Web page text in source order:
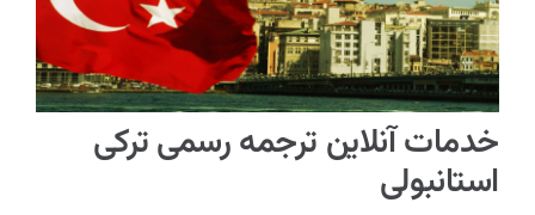
خدمات آنلاین ترجمه رسمی ترکی
استانبولی